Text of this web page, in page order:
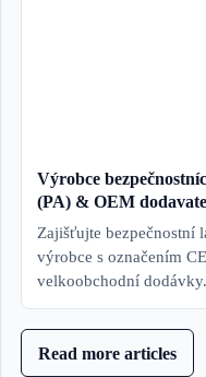
Výrobce
(PA) & OEM
Zajišťujte bezpečnostní
výrobce s označením
velkoobchodní dodávky.
Read more articles